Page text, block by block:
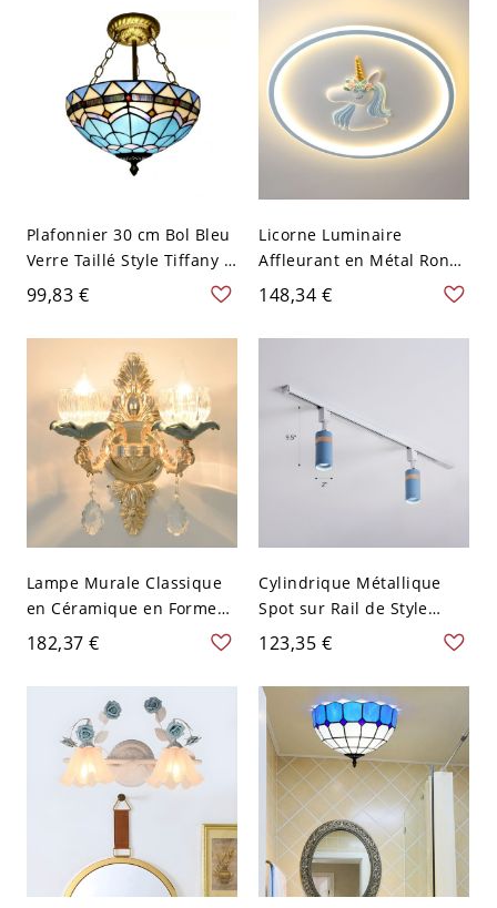
en céramique et accents
en cristal - 110 V-120 V
Bleu 2
Plafonnier 30 cm Bol Bleu
Verre Taillé Style Tiffany 2
Têtes Laiton Antique Motif
Pétale
99,83 €
Licorne Luminaire
Affleurant en Métal Rond
Plafonnier LED Style
Enfant - Bleu 110 V-120 V
Gradation à trois niveaux
148,34 €
Lampe Murale Classique
en Céramique en Forme
de Fleur Applique Murale
en Métal Sculpté avec
Pendentif en Cristal - 110
V-120 V 2 Bleu
182,37 €
Cylindrique Métallique
Spot sur Rail de Style
Contemporain Semi-
Plafonnier pour Galerie -
110 V-120 V 2 Bleu
123,35 €